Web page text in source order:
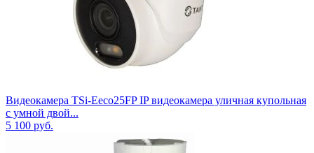
Видеокамера TSi-Eeco25FP IP видеокамера уличная купольная
с умной двой...
5 100 руб.